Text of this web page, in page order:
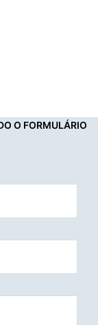
O FORMULÁRIO